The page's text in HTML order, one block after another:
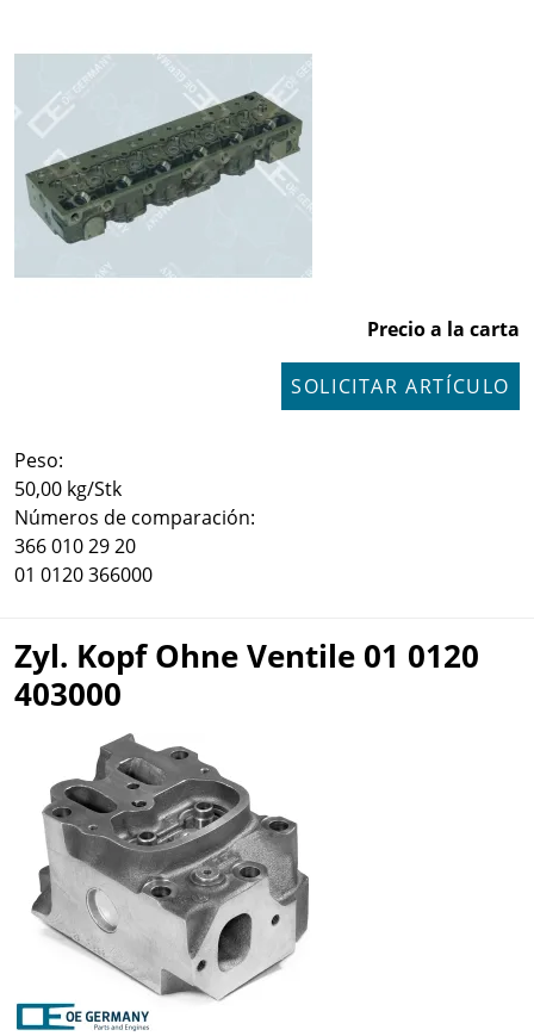
Precio a la carta
SOLICITAR ARTÍCULO
Peso:
50,00 kg/Stk
Números de comparación:
366 010 29 20
01 0120 366000
Zyl. Kopf Ohne Ventile 01 0120
403000